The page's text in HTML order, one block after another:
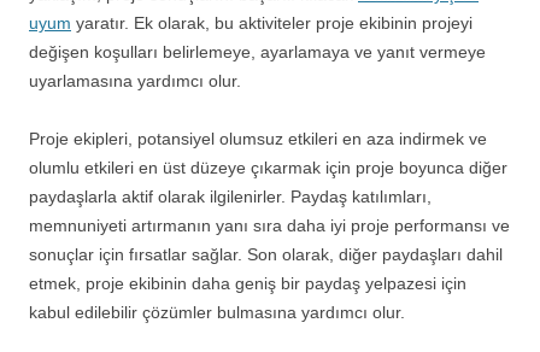
uyum yaratır. Ek olarak, bu aktiviteler proje ekibinin projeyi
değişen koşulları belirlemeye, ayarlamaya ve yanıt vermeye
uyarlamasına yardımcı olur.
Proje ekipleri, potansiyel olumsuz etkileri en aza indirmek ve
olumlu etkileri en üst düzeye çıkarmak için proje boyunca diğer
paydaşlarla aktif olarak ilgilenirler. Paydaş katılımları,
memnuniyeti artırmanın yanı sıra daha iyi proje performansı ve
sonuçlar için fırsatlar sağlar. Son olarak, diğer paydaşları dahil
etmek, proje ekibinin daha geniş bir paydaş yelpazesi için
kabul edilebilir çözümler bulmasına yardımcı olur.